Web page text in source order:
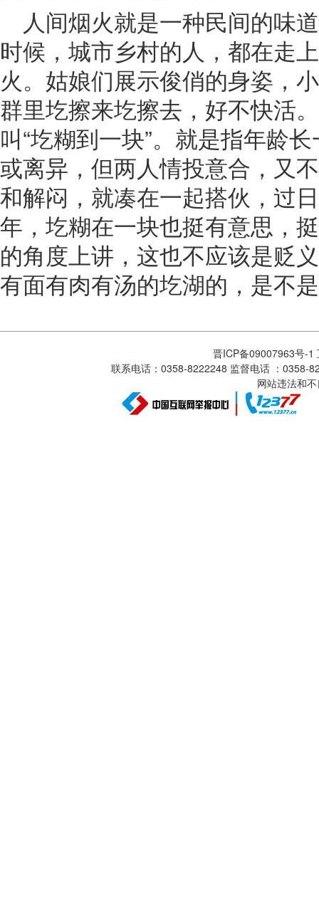
人间烟火就是一种民间的味
时候，城市乡村的人，都在走
火。姑娘们展示俊俏的身姿，
群里圪擦来圪擦去，好不快活
叫“圪糊到一块”。就是指年龄
或离异，但两人情投意合，又
和解闷，就凑在一起搭伙，过
年，圪糊在一块也挺有意思，
的角度上讲，这也不应该是贬
有面有肉有汤的圪湖的，是不
晋ICP备09007963号-1
联系电话：0358-8222248 监督电话 ：
网站违法和